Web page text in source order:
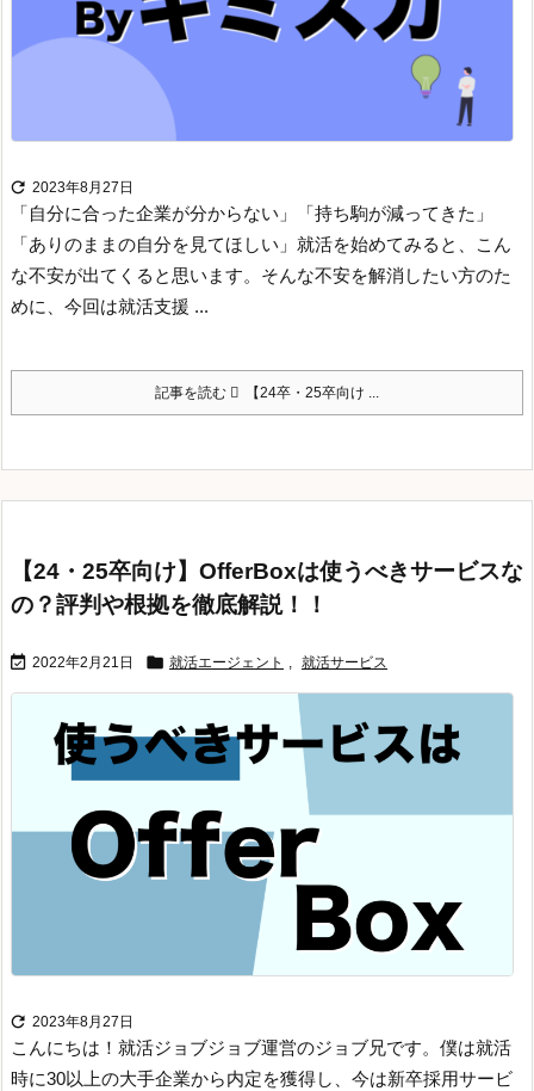
 2023年8月27日
「自分に合った企業が分からない」
「持ち駒が減ってきた」
「ありのままの自分を見てほしい」 就活を始めてみると、こん
な不安が出てくると思います。 そんな不安を解消したい方のた
めに、今回は就活支援 ...
記事を読む 【24卒・25卒向け ...
【24・25卒向け】OfferBoxは使うべきサービスな
の？評判や根拠を徹底解説！！
 2022年2月21日  就活エージェント 就活サービス
 2023年8月27日
こんにちは！ 就活ジョブジョブ運営のジョブ兄です。僕は就活
時に30以上の大手企業から内定を獲得し、今は新卒採用サービ